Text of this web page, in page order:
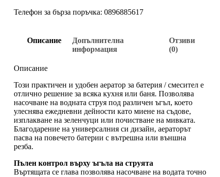
Телефон за бърза поръчка: 0896885617
Описание
Допълнителна
информация
Отзиви
(0)
Описание
Този практичен и удобен аератор за батерия / смесител е
отлично решение за всяка кухня или баня. Позволява
насочване на водната струя под различен ъгъл, което
улеснява ежедневни дейности като миене на съдове,
изплакване на зеленчуци или почистване на мивката.
Благодарение на универсалния си дизайн, аераторът
пасва на повечето батерии с вътрешна или външна
резба.
Пълен контрол върху ъгъла на струята
Въртящата се глава позволява насочване на водата точно